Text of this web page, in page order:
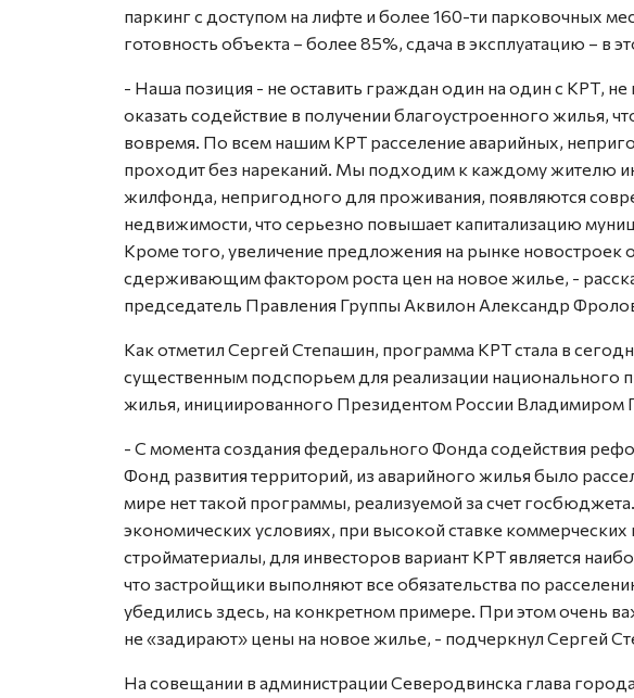
паркинг с доступом на лифте и более 160-ти парковочных
готовность объекта – более 85%, сдача в эксплуатацию – в
- Наша позиция - не оставить граждан один на один с КРТ, не
оказать содействие в получении благоустроенного жилья,
вовремя. По всем нашим КРТ расселение аварийных,
проходит без нареканий. Мы подходим к каждому жителю
жилфонда, непригодного для проживания, появляются
недвижимости, что серьезно повышает капитализацию
Кроме того, увеличение предложения на рынке новостроек
сдерживающим фактором роста цен на новое жилье, -
председатель Правления Группы Аквилон Александр
Как отметил Сергей Степашин, программа КРТ стала в
существенным подспорьем для реализации национального
жилья, инициированного Президентом России Владимиром
- С момента создания федерального Фонда содействия
Фонд развития территорий, из аварийного жилья было
мире нет такой программы, реализуемой за счет
экономических условиях, при высокой ставке коммерческих
стройматериалы, для инвесторов вариант КРТ является
что застройщики выполняют все обязательства по
убедились здесь, на конкретном примере. При этом очень
не «задирают» цены на новое жилье, - подчеркнул Сергей
На совещании в администрации Северодвинска глава